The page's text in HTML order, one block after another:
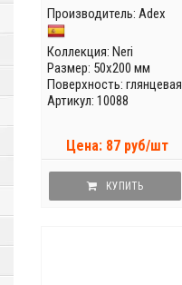
Производитель: Adex
Коллекция: Neri
Размер: 50x200 мм
Поверхность: глянцевая
Артикул: 10088
Цена: 87 руб/шт
КУПИТЬ